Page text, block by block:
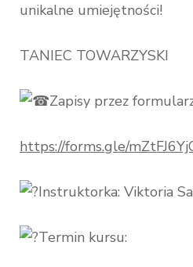
unikalne umiejętności!
TANIEC TOWARZYSKI
Zapisy przez
https://forms.gle/
Instruktorka: Viktoria
Termin kursu: